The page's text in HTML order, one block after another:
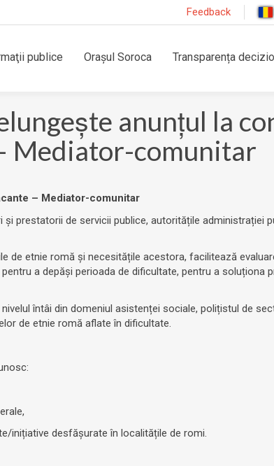
Feedback
publice Orașul Soroca Transparența
anunțul la
Mediator-comunitar
– Mediator-comunitar
prestatorii de servicii publice, autoritățile administrației
de etnie romă și necesitățile acestora, facilitează
a depăși perioada de dificultate, pentru a soluționa
întâi din domeniul asistenței sociale, polițistul de
de etnie romă aflate în dificultate.
inițiative desfășurate în localitățile de romi.